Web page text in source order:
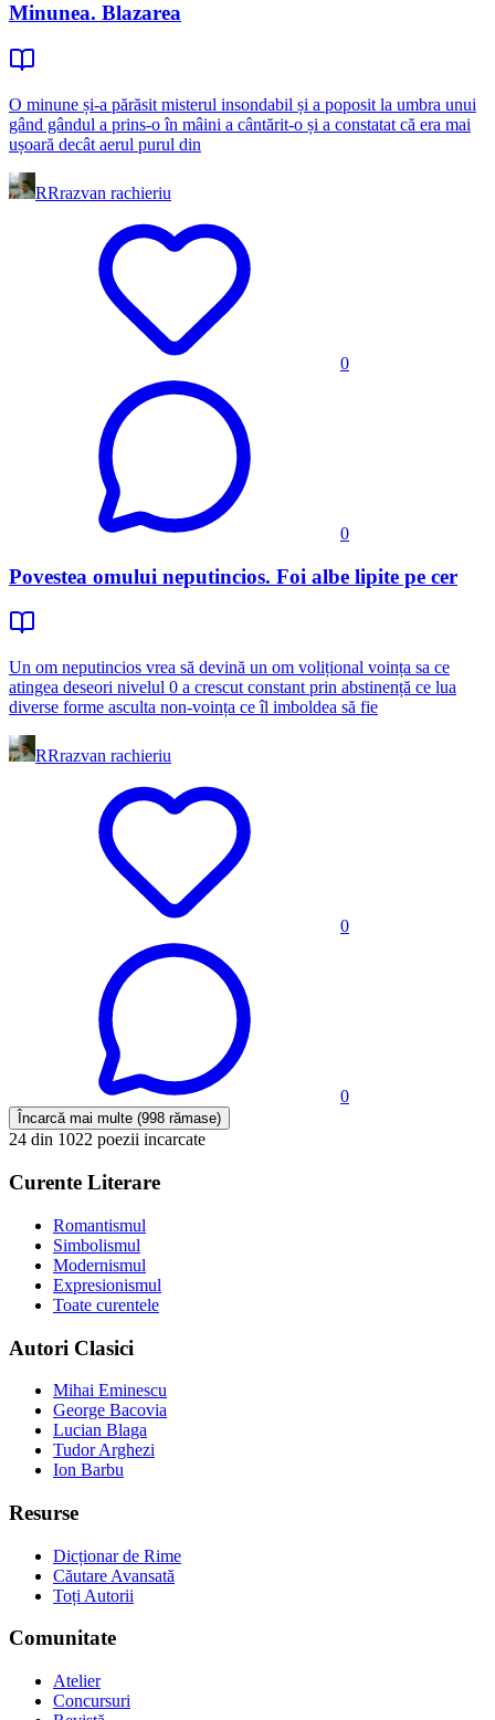
Minunea. Blazarea
O minune și-a părăsit misterul insondabil și a poposit la umbra unui
gând gândul a prins-o în mâini a cântărit-o și a constatat că era mai
ușoară decât aerul purul din
RRrazvan rachieriu
0
0
Povestea omului neputincios. Foi albe lipite pe cer
Un om neputincios vrea să devină un om volițional voința sa ce
atingea deseori nivelul 0 a crescut constant prin abstinență ce lua
diverse forme asculta non-voința ce îl imboldea să fie
RRrazvan rachieriu
0
0
Încarcă mai multe (998 rămase)
24 din 1022 poezii incarcate
Curente Literare
Romantismul
Simbolismul
Modernismul
Expresionismul
Toate curentele
Autori Clasici
Mihai Eminescu
George Bacovia
Lucian Blaga
Tudor Arghezi
Ion Barbu
Resurse
Dicționar de Rime
Căutare Avansată
Toți Autorii
Comunitate
Atelier
Concursuri